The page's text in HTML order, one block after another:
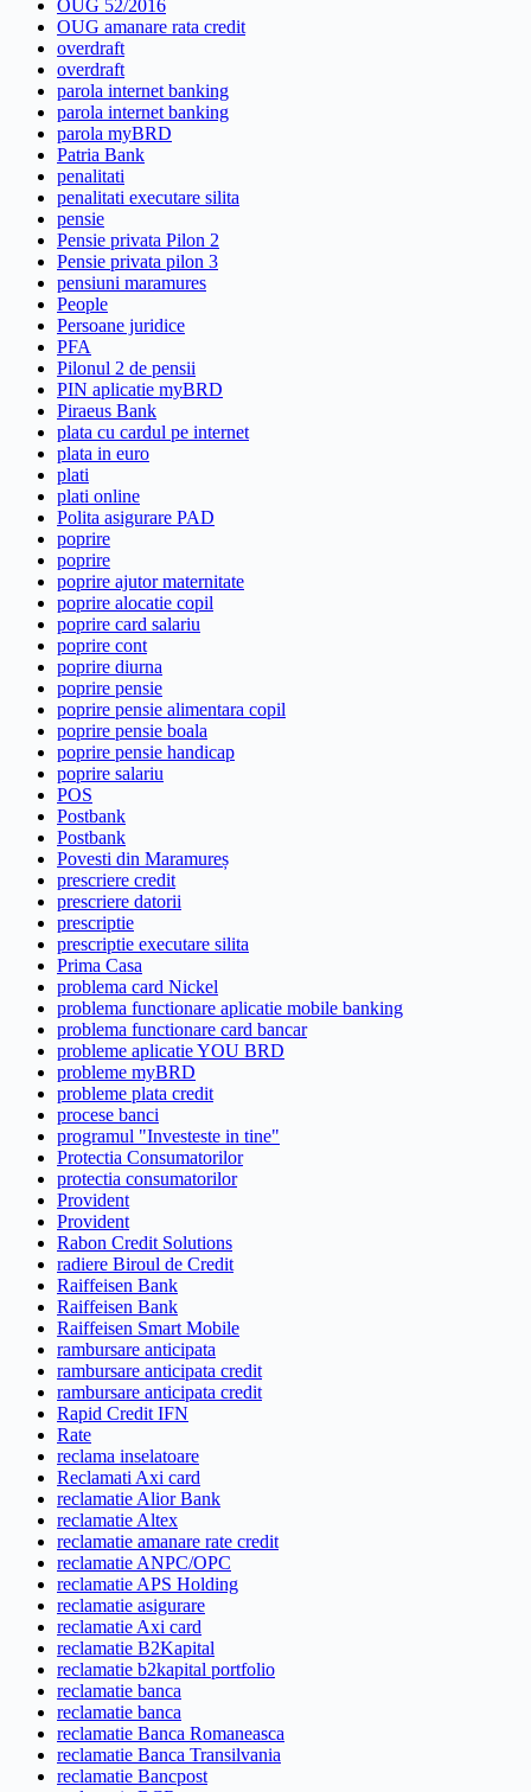
OUG 52/2016
OUG amanare rata credit
overdraft
overdraft
parola internet banking
parola internet banking
parola myBRD
Patria Bank
penalitati
penalitati executare silita
pensie
Pensie privata Pilon 2
Pensie privata pilon 3
pensiuni maramures
People
Persoane juridice
PFA
Pilonul 2 de pensii
PIN aplicatie myBRD
Piraeus Bank
plata cu cardul pe internet
plata in euro
plati
plati online
Polita asigurare PAD
poprire
poprire
poprire ajutor maternitate
poprire alocatie copil
poprire card salariu
poprire cont
poprire diurna
poprire pensie
poprire pensie alimentara copil
poprire pensie boala
poprire pensie handicap
poprire salariu
POS
Postbank
Postbank
Povesti din Maramureș
prescriere credit
prescriere datorii
prescriptie
prescriptie executare silita
Prima Casa
problema card Nickel
problema functionare aplicatie mobile banking
problema functionare card bancar
probleme aplicatie YOU BRD
probleme myBRD
probleme plata credit
procese banci
programul "Investeste in tine"
Protectia Consumatorilor
protectia consumatorilor
Provident
Provident
Rabon Credit Solutions
radiere Biroul de Credit
Raiffeisen Bank
Raiffeisen Bank
Raiffeisen Smart Mobile
rambursare anticipata
rambursare anticipata credit
rambursare anticipata credit
Rapid Credit IFN
Rate
reclama inselatoare
Reclamati Axi card
reclamatie Alior Bank
reclamatie Altex
reclamatie amanare rate credit
reclamatie ANPC/OPC
reclamatie APS Holding
reclamatie asigurare
reclamatie Axi card
reclamatie B2Kapital
reclamatie b2kapital portfolio
reclamatie banca
reclamatie banca
reclamatie Banca Romaneasca
reclamatie Banca Transilvania
reclamatie Bancpost